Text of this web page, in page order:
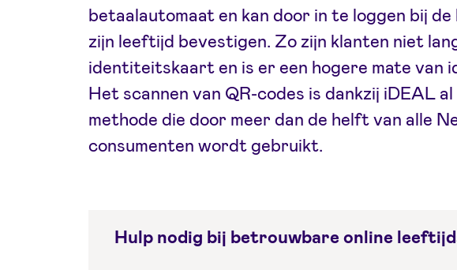
betaalautomaat en kan door in te loggen bij
zijn leeftijd bevestigen. Zo zijn klanten niet
identiteitskaart en is er een hogere mate van
Het scannen van QR-codes is dankzij iDEAL
methode die door meer dan de helft van alle
consumenten wordt gebruikt.
Hulp nodig bij betrouwbare online